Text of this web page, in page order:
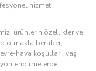
hizmet
ürünlerin özellikler ve
olmakla beraber,
hava koşulları, yaş